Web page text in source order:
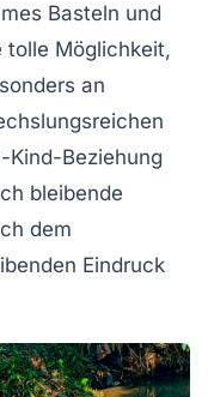
Basteln und
tolle Möglichkeit,
an
Kind-Beziehung
bleibende
dem
Eindruck